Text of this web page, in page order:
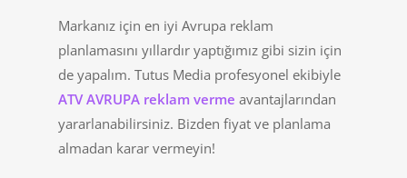
Markanız için en iyi Avrupa reklam
planlamasını yıllardır yaptığımız gibi sizin için
de yapalım. Tutus Media profesyonel ekibiyle
ATV AVRUPA reklam verme avantajlarından
yararlanabilirsiniz. Bizden fiyat ve planlama
almadan karar vermeyin!